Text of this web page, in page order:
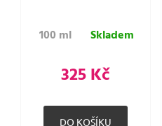
100 ml Skladem
325 Kč